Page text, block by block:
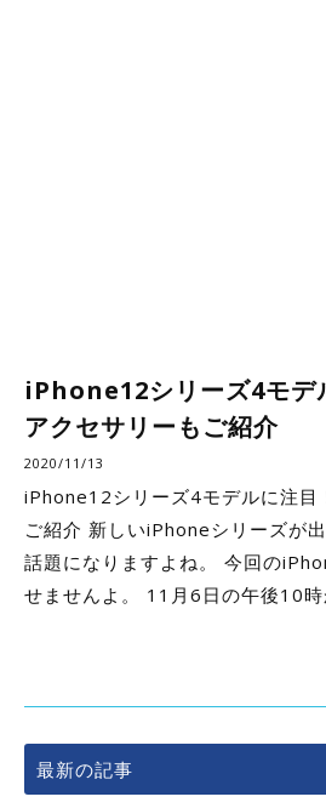
iPhone12シリーズ4モデ
アクセサリーもご紹介
2020/11/13
iPhone12シリーズ4モデルに注目
ご紹介 新しいiPhoneシリーズが
話題になりますよね。 今回の
せませんよ。 11月6日の午後10
最新の記事